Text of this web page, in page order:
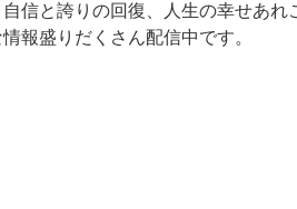
信と誇りの回復、人生の幸せあれ
報盛りだくさん配信中です。